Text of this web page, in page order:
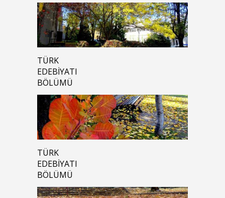
TÜRK
EDEBIYATI
BÖLÜMÜ
TÜRK
EDEBIYATI
BÖLÜMÜ